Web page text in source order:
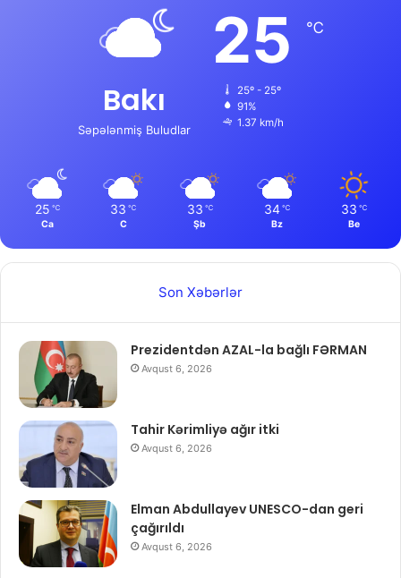
Bakı
Səpələnmiş Buludlar
25 ℃
25º - 25º
91%
1.37 km/h
25 ℃
Ca
33 ℃
C
33 ℃
Şb
34 ℃
Bz
33 ℃
Be
Son Xəbərlər
Prezidentdən AZAL-la bağlı FƏRMAN
Avqust 6, 2026
Tahir Kərimliyə ağır itki
Avqust 6, 2026
Elman Abdullayev UNESCO-dan geri
çağırıldı
Avqust 6, 2026